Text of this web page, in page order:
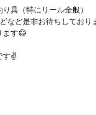
具（特にリール全般）
など是非お待ちしており
ます😄
す✌️